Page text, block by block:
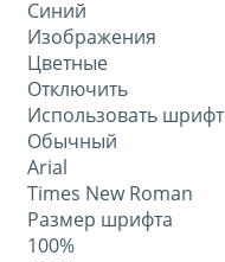
Синий
Изображения
Цветные
Отключить
Использовать шрифт
Обычный
Arial
Times New Roman
Размер шрифта
100%